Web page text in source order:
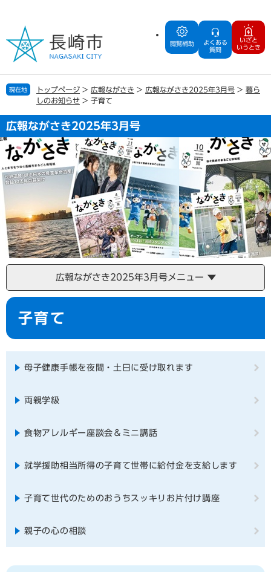
の
で
す
ー
ば
し
本
文
閲覧補助
よくある
質問
いざと
いうとき
現在地 トップページ > 広報ながさき > 広報ながさき2025年3月号 > 暮ら
しのお知らせ > 子育て
広報ながさき2025年3月号
広報ながさき2025年3月号メニュー
本
子育て
母子健康手帳を夜間・土日に受け取れます
両親学級
食物アレルギー座談会＆ミニ講話
就学援助相当所得の子育て世帯に給付金を支給します
子育て世代のためのおうちスッキリお片付け講座
親子の心の相談